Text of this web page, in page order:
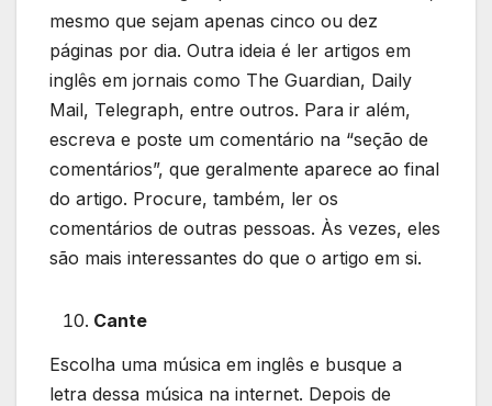
mesmo que sejam apenas cinco ou dez
páginas por dia. Outra ideia é ler artigos em
inglês em jornais como The Guardian, Daily
Mail, Telegraph, entre outros. Para ir além,
escreva e poste um comentário na “seção de
comentários”, que geralmente aparece ao final
do artigo. Procure, também, ler os
comentários de outras pessoas. Às vezes, eles
são mais interessantes do que o artigo em si.
Cante
Escolha uma música em inglês e busque a
letra dessa música na internet. Depois de